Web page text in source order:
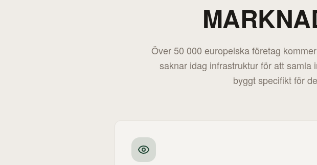
Över 50 000 europeiska företag
saknar idag infrastruktur för att
byggt specifikt för